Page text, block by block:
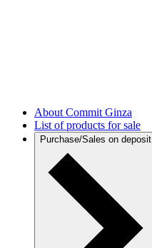
About Commit Ginza
List of products for sale
Purchase/Sales on deposit